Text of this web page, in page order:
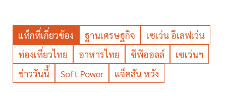
แท็กที่เกี่ยวข้อง ฐานเศรษฐกิจ
เซเว่น อีเลฟเว่น
ท่องเที่ยวไทย
อาหารไทย ซีพีออลล์
เซเว่นฯ
ข่าววันนี้
Soft Power แจ็คสัน หวัง